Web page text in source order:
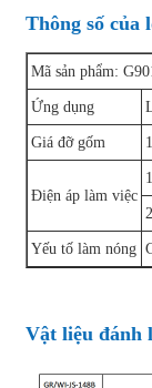
Thông số của
Mã sản phẩm:
Ứng dụng
Giá đỡ gốm
Điện áp làm việc
Yếu tố làm nóng
Vật liệu đánh